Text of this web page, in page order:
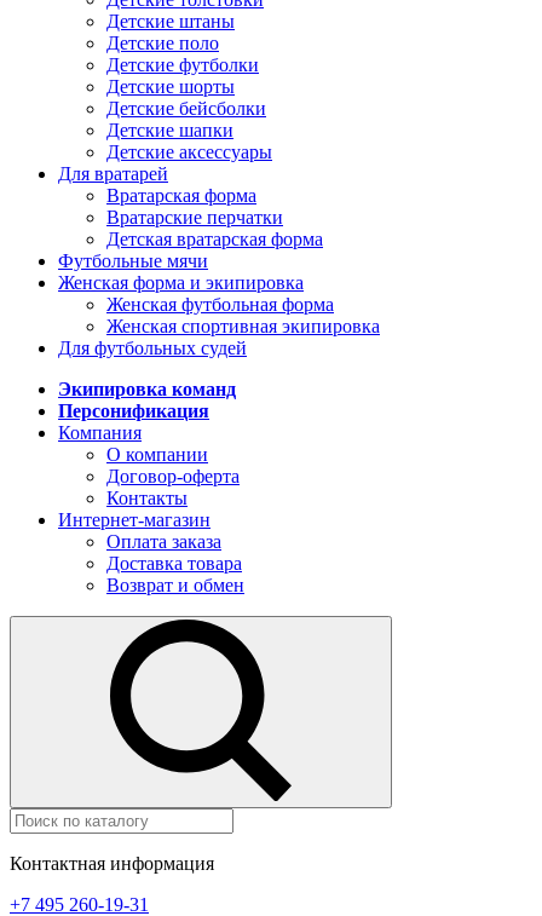
Детские штаны
Детские поло
Детские футболки
Детские шорты
Детские бейсболки
Детские шапки
Детские аксессуары
Для вратарей
Вратарская форма
Вратарские перчатки
Детская вратарская форма
Футбольные мячи
Женская форма и экипировка
Женская футбольная форма
Женская спортивная экипировка
Для футбольных судей
Экипировка команд
Персонификация
Компания
О компании
Договор-оферта
Контакты
Интернет-магазин
Оплата заказа
Доставка товара
Возврат и обмен
Контактная информация
+7 495 260-19-31